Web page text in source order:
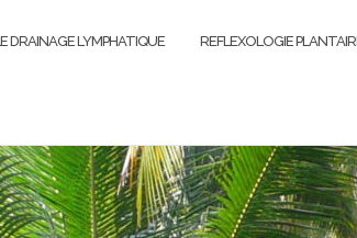
DRAINAGE LYMPHATIQUE REFLEXOLOGIE